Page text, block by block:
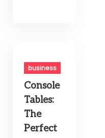
business
Console
Tables:
The
Perfect